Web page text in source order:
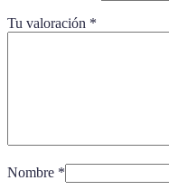
Tu valoración *
Nombre *